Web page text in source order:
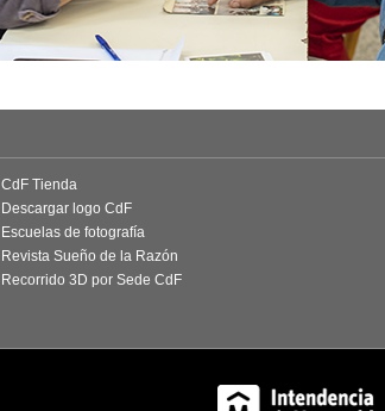
CdF Tienda
Descargar logo CdF
Escuelas de fotografía
Revista Sueño de la Razón
Recorrido 3D por Sede CdF